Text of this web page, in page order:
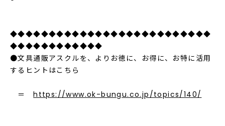
◆◆◆◆◆◆◆◆◆◆◆◆◆◆◆◆◆◆◆◆◆◆◆◆◆◆
◆◆◆◆◆◆◆◆◆◆◆◆
●文具通販アスクルを、よりお徳に、お得に、お特に活用
するヒントはこちら
＝https://www.ok-bungu.co.jp/topics/140/